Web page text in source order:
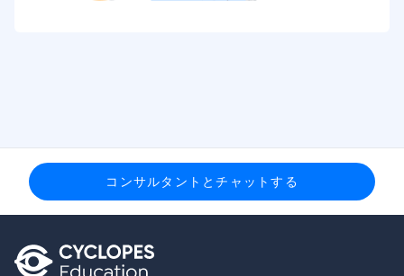
コンサルタントとチャットする